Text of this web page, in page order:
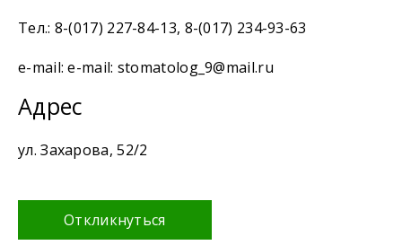
Тел.: 8-(017) 227-84-13, 8-(017) 234-93-63
e-mail: e-mail: stomatolog_9@mail.ru
Адрес
ул. Захарова, 52/2
Откликнуться